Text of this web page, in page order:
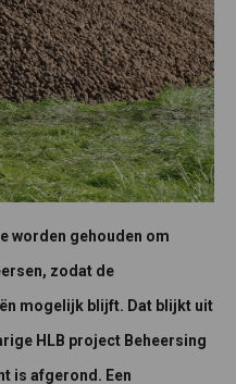
worden gehouden om
zodat de
mogelijk blijft. Dat blijkt uit
HLB project Beheersing
is afgerond. Een